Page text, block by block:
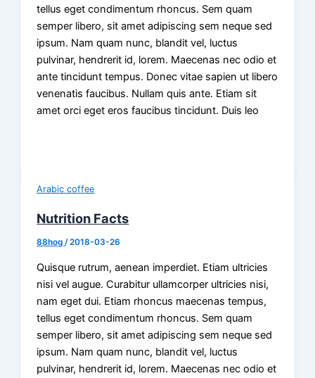
tellus eget condimentum rhoncus. Sem quam
semper libero, sit amet adipiscing sem neque sed
ipsum. Nam quam nunc, blandit vel, luctus
pulvinar, hendrerit id, lorem. Maecenas nec odio et
ante tincidunt tempus. Donec vitae sapien ut libero
venenatis faucibus. Nullam quis ante. Etiam sit
amet orci eget eros faucibus tincidunt. Duis leo
Arabic coffee
Nutrition Facts
88hog/2018-03-26
Quisque rutrum, aenean imperdiet. Etiam ultricies
nisi vel augue. Curabitur ullamcorper ultricies nisi,
nam eget dui. Etiam rhoncus maecenas tempus,
tellus eget condimentum rhoncus. Sem quam
semper libero, sit amet adipiscing sem neque sed
ipsum. Nam quam nunc, blandit vel, luctus
pulvinar, hendrerit id, lorem. Maecenas nec odio et